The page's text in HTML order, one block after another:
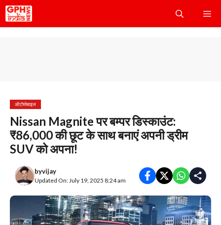
Skip
to
ऑटोमोबाइल
Nissan Magnite पर बम्पर डिस्काउंट:
₹86,000 की छूट के साथ बनाएं अपनी ड्रीम
SUV को अपना!
byvijay
Updated On: July 19, 2025 8:24 am